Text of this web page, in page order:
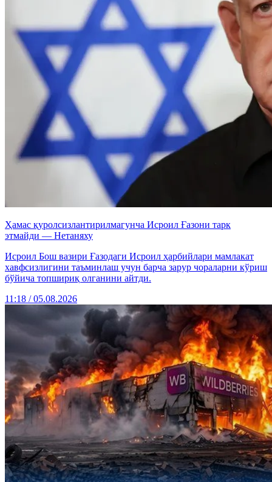
Ҳамас қуролсизлантирилмагунча Исроил Ғазони тарк
этмайди — Нетаняху
Исроил Бош вазири Ғазодаги Исроил ҳарбийлари мамлакат
хавфсизлигини таъминлаш учун барча зарур чораларни кўриш
бўйича топшириқ олганини айтди.
11:18 / 05.08.2026